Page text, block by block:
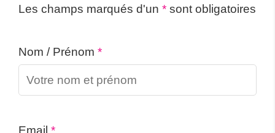
Les champs marqués d'un * sont obligatoires
Nom / Prénom *
Email *